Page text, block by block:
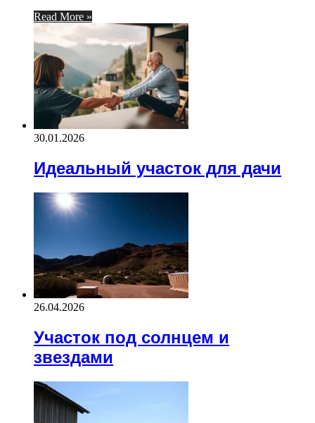
Read More »
30.01.2026
Идеальный участок для дачи
26.04.2026
Участок под солнцем и
звездами